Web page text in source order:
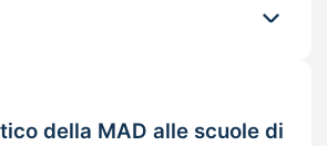
della MAD alle scuole di